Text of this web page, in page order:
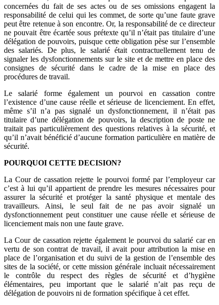
concernées du fait de ses actes ou de ses omissions engagent la
responsabilité de celui qui les commet, de sorte qu’une faute grave
peut être retenue à son encontre. Or, la responsabilité de ce directeur
ne pouvait être écartée sous prétexte qu’il n’était pas titulaire d’une
délégation de pouvoirs, puisque cette obligation pèse sur l’ensemble
des salariés. De plus, le salarié était contractuellement tenu de
signaler les dysfonctionnements sur le site et de mettre en place des
consignes de sécurité dans le cadre de la mise en place des
procédures de travail.
Le salarié forme également un pourvoi en cassation contre
l’existence d’une cause réelle et sérieuse de licenciement. En effet,
même s’il n’a pas signalé un dysfonctionnement, il n’était pas
titulaire d’une délégation de pouvoirs, la description de poste ne
traitait pas particulièrement des questions relatives à la sécurité, et
qu’il n’avait bénéficié d’aucune formation particulière en matière de
sécurité.
POURQUOI CETTE DECISION?
La Cour de cassation rejette le pourvoi formé par l’employeur car
c’est à lui qu’il appartient de prendre les mesures nécessaires pour
assurer la sécurité et protéger la santé physique et mentale des
travailleurs. Ainsi, le seul fait de ne pas avoir signalé un
dysfonctionnement peut constituer une cause réelle et sérieuse de
licenciement mais non une faute grave.
La Cour de cassation rejette également le pourvoi du salarié car en
vertu de son contrat de travail, il avait pour attribution la mise en
place de l’organisation et du suivi de la gestion de l’ensemble des
sites de la société, or cette mission générale incluait nécessairement
le contrôle du respect des règles de sécurité et d’hygiène
élémentaires, peu important que le salarié n’ait pas reçu de
délégation de pouvoirs ni de formation spécifique à cet effet.